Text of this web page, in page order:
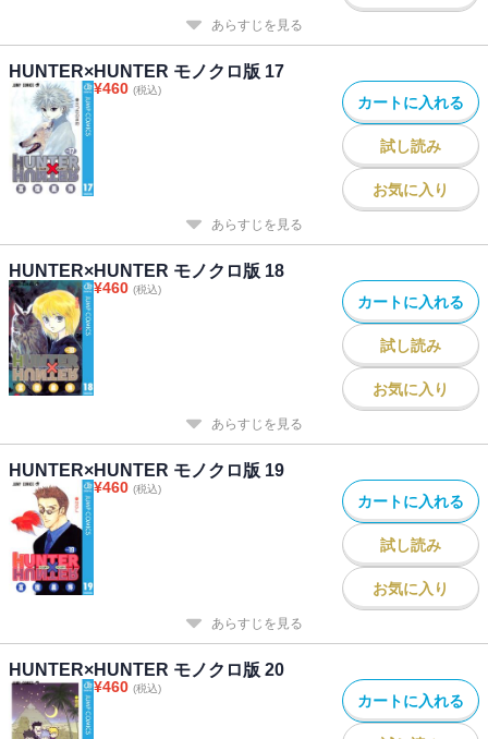
あらすじを見る
HUNTER×HUNTER モノクロ版 17
¥460 (税込)
カートに入れる
試し読み
お気に入り
あらすじを見る
HUNTER×HUNTER モノクロ版 18
¥460 (税込)
カートに入れる
試し読み
お気に入り
あらすじを見る
HUNTER×HUNTER モノクロ版 19
¥460 (税込)
カートに入れる
試し読み
お気に入り
あらすじを見る
HUNTER×HUNTER モノクロ版 20
¥460 (税込)
カートに入れる